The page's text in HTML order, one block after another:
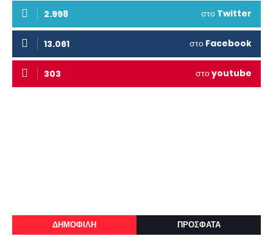
2.998 στο Twitter
13.061 στο Facebook
303 στοyoutube
ΔΗΜΟΦΙΛΗ ΠΡΟΣΦΑΤΑ